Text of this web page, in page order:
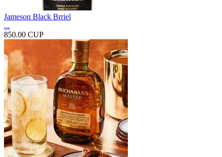
Jameson Black Brriel
...
850.00 CUP